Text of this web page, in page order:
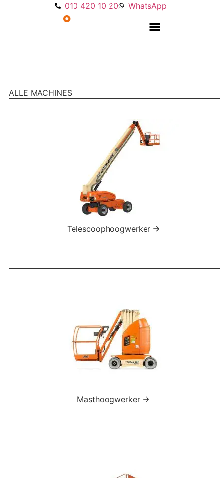
010 420 10 20 WhatsApp
ALLE MACHINES
Telescoophoogwerker
Masthoogwerker